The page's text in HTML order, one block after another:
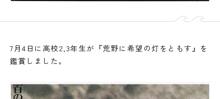
7月4日に高校2,3年生が『荒野に希望の灯をともす』を
鑑賞しました。